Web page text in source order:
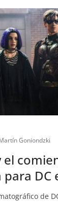
Goniondzki
el
DC
de